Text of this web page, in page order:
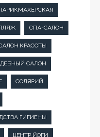
СПА-САЛОН
КРАСОТЫ
САЛОН
СОЛЯРИЙ
ГИГИЕНЫ
ЦЕНТР ЙОГИ